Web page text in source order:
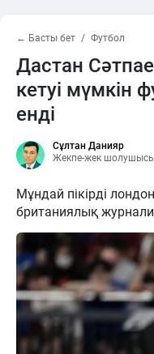
← Басты бет Футбол
Дастан
кетуі мүмкін
енді
Сұлтан Данияр
Жекпе-жек
Мұндай пікірді
британиялық